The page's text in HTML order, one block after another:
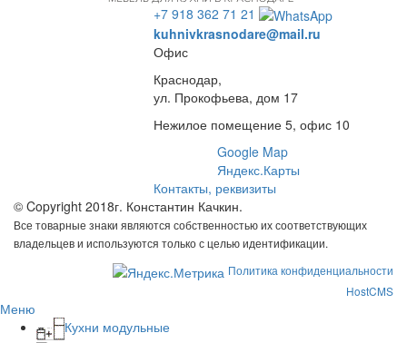
+7 918 362 71 21
kuhnivkrasnodare@mail.ru
Офис
Краснодар,
ул. Прокофьева, дом 17
Нежилое помещение 5, офис 10
Google Map
Яндекс.Карты
Контакты, реквизиты
© Copyright 2018г. Константин Качкин.
Все товарные знаки являются собственностью их соответствующих
владельцев и используются только с целью идентификации.
Политика конфиденциальности
HostCMS
Меню
Кухни модульные